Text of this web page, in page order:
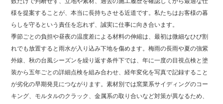
様を提案することが、本当に長持ちさせる近道です。私たちはお客様の暮
らしを守るという責任を忘れず、誠実に仕事に向き合います。
季節ごとの負担や昼夜の温度差による材料の伸縮は、最初は微細なひび割
れでも放置すると雨水が入り込み下地を傷めます。梅雨の長雨や夏の強紫
外線、秋の台風シーズンを繰り返す条件下では、年に一度の目視点検と塗
装から五年ごとの詳細点検を組み合わせ、経年変化を写真で記録すること
が劣化の早期発見につながります。素材別では窯業系サイディングのコー
キング、モルタルのクラック、金属系の取り合いなど対策が異なるため、